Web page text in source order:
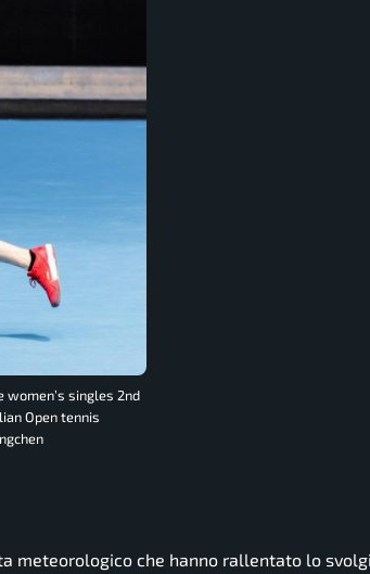
women’s singles 2nd
Open tennis
meteorologico che hanno rallentato lo